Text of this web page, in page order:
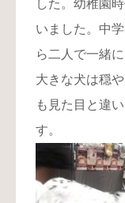
した。幼稚園
いました。中
ら二人で一緒
大きな犬は穏
も見た目と違
す。